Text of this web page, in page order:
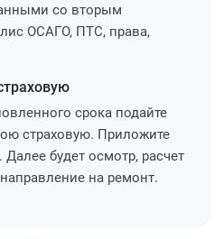
со вторым
ОСАГО, ПТС, права,
срока подайте
страховую. Приложите
будет осмотр, расчет
на ремонт.